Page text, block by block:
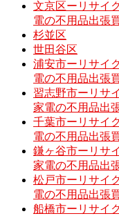
文京区ーリサイ
電の不用品出張
杉並区
世田谷区
浦安市ーリサイ
電の不用品出張
習志野市ーリサ
家電の不用品出
千葉市ーリサイ
電の不用品出張
鎌ヶ谷市ーリサ
家電の不用品出
松戸市ーリサイ
電の不用品出張
船橋市ーリサイ